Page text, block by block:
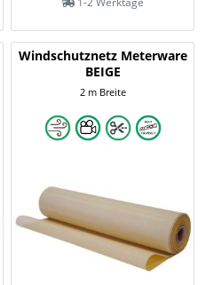
Windschutznetz Meterware
BEIGE
2 m Breite